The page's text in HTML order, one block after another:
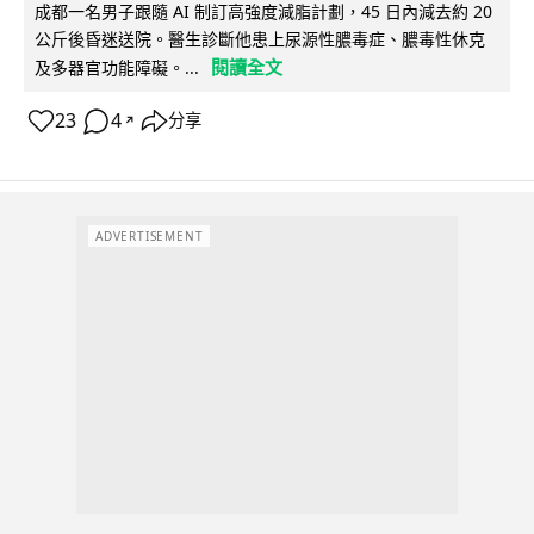
成都一名男子跟隨 AI 制訂高強度減脂計劃，45 日內減去約 20
公斤後昏迷送院。醫生診斷他患上尿源性膿毒症、膿毒性休克
及多器官功能障礙。...
閱讀全文
23 4 ↗ 分享
ADVERTISEMENT